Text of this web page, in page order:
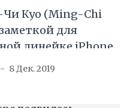
Куо (Ming-Chi
для
линейке iPhone
отмечает, что в
8 Дек. 2019